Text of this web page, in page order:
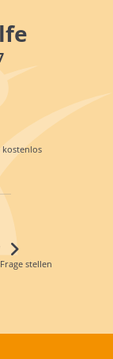
stellen